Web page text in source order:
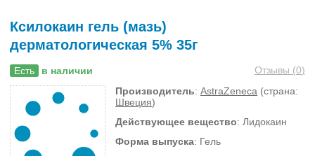
Ксилокаин гель (мазь)
дерматологическая 5% 35г
Есть в наличии Отзывы (0)
Производитель: AstraZeneca (страна:
Швеция)
Действующее вещество: Лидокаин
Форма выпуска: Гель